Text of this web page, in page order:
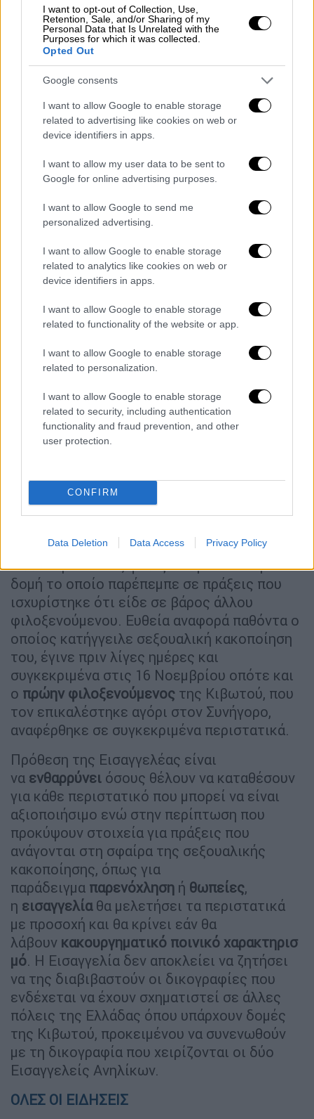
I want to opt-out of Collection, Use,
Retention, Sale, and/or Sharing of my
Personal Data that Is Unrelated with the
Purposes for which it was collected.
Opted Out
Google consents
I want to allow Google to enable storage
related to advertising like cookies on web or
device identifiers in apps.
I want to allow my user data to be sent to
Google for online advertising purposes.
I want to allow Google to send me
personalized advertising.
I want to allow Google to enable storage
related to analytics like cookies on web or
device identifiers in apps.
I want to allow Google to enable storage
related to functionality of the website or app.
I want to allow Google to enable storage
related to personalization.
I want to allow Google to enable storage
related to security, including authentication
functionality and fraud prevention, and other
user protection.
CONFIRM
Data Deletion Data Access Privacy Policy
Σύμφωνα με πληροφορίες, ανάμεσα στα
πρόσωπα που πρόκειται
καταθέσουνβρίσκεται καιμάρτυραςπου
κατοικεί στοεξωτερικό
και έχει δηλώσει
ότι θέλει να καταθέσει στην εισαγγελία
στοιχεία σοβαρά για την υπόθεση. Με τα
έως τώρα στοιχεία που έχει στη διάθεση
της η Εισαγγελία Ανήλικων φαίνεται πως
υπό διερεύνηση έχει
ο πατέρας Αντώνιος και τρεις εργαζόμενοι
της ΜΚΟ.
Στην δικογραφία περιέχονται και
μελετώνται τουλάχιστον
που διαβιβάστηκαν από τον
Συνήγορο του Πολίτη, μέσω ηλεκτρονικού
ταχυδρομείου, στην Εισαγγελία. Οι
καταγγελίες- αναφορές του Συνηγόρου,
αφορούν στην πλειονότητα τους
κακοποίηση, σωματικές τιμωρίες,
καταναγκαστική εργασία, απομόνωση και
αποχή παιδιών από το σχολείο.
στην εισαγγελία διαδοχικά χωρίς ωστόσο σε
αυτά τα στοιχεία να περιλαμβάνεται άμεση
σεξουαλική κακοποίηση . Υπήρχε αναφορά
άλλου προσώπου, φιλοξενούμενου στην
δομή το οποίο παρέπεμπε σε πράξεις που
ισχυρίστηκε ότι είδε σε βάρος άλλου
φιλοξενούμενου. Ευθεία αναφορά παθόντα ο
οποίος κατήγγειλε σεξουαλική κακοποίηση
του, έγινε πριν λίγες ημέρες και
συγκεκριμένα στις 16 Νοεμβρίου οπότε και
ο πρώην φιλοξενούμενος της Κιβωτού, που
τον επικαλέστηκε αγόρι στον Συνήγορο,
αναφέρθηκε σε συγκεκριμένα περιστατικά.
Πρόθεση της Εισαγγελέας είναι
να ενθαρρύνει όσους θέλουν να καταθέσουν
για κάθε περιστατικό που μπορεί να είναι
αξιοποιήσιμο ενώ στην περίπτωση που
προκύψουν στοιχεία για πράξεις που
ανάγονται στη σφαίρα της σεξουαλικής
κακοποίησης, όπως για
παράδειγμα παρενόχληση ή θωπείες,
η εισαγγελίαθα μελετήσει τα περιστατικά
με προσοχή και θα κρίνει εάν θα
λάβουν κακουργηματικό ποινικό χαρακτηρισ
μό. Η Εισαγγελία δεν αποκλείει να ζητήσει
να της διαβιβαστούν οι δικογραφίες που
ενδέχεται να έχουν σχηματιστεί σε άλλες
πόλεις της Ελλάδας όπου υπάρχουν δομές
της Κιβωτού, προκειμένου να συνενωθούν
με τη δικογραφία που χειρίζονται οι δύο
Εισαγγελείς Ανηλίκων.
ΟΛΕΣ ΟΙ ΕΙΔΗΣΕΙΣ